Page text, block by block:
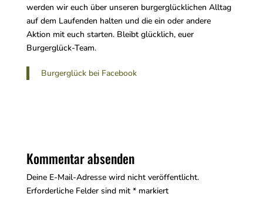
werden wir euch über unseren burgerglücklichen Alltag
auf dem Laufenden halten und die ein oder andere
Aktion mit euch starten. Bleibt glücklich, euer
Burgerglück-Team.
Burgerglück bei Facebook
Kommentar absenden
Deine E-Mail-Adresse wird nicht veröffentlicht.
Erforderliche Felder sind mit *markiert